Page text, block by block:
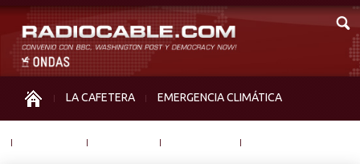
LA CAFETERA EMERGENCIA CLIMÁTICA